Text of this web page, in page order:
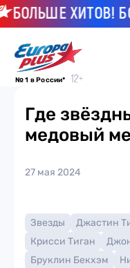
ХИТОВ!
№ 1 в России*
Где
медовый
27 мая 2024
Звезды Джастин
Крисси Тиган
Бруклин Бекхэм